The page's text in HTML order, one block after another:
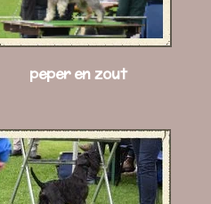
peper en zout